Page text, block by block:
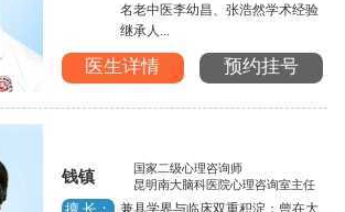
名老中医李幼昌、张浩然学术经验
继承人...
医生详情 预约挂号
钱镇
国家二级心理咨询师
昆明南大脑科医院心理咨询室主任
兼具学界与临床双重积淀：曾在大